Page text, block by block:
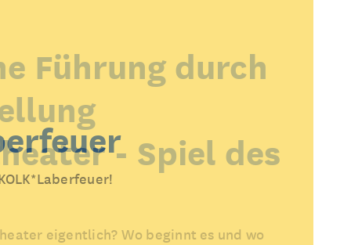
Führung durch
- Spiel des
eigentlich? Wo beginnt es und wo